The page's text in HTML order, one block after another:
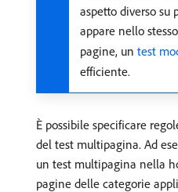
aspetto diverso su
appare nello
pagine, un test
efficiente.
È possibile specificare
del test multipagina. Ad
un test multipagina nella
pagine delle categorie